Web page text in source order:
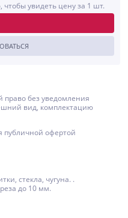
увидеть цену за 1 шт.
право без уведомления
вид, комплектацию
публичной офертой
стекла, чугуна. .
до 10 мм.